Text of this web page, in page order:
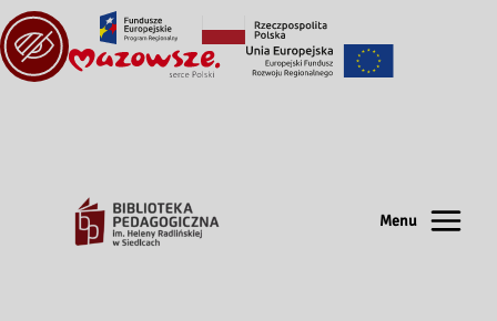
Menu